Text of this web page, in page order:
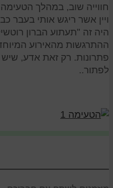
חווייה שוב, במהלך
ויין אשר ריגש אותי בעבר
היה זה "תעתוע הברון
ההתרגשות מהאירוע
פתרונות. רק זאת אדע, שיש
לפתור..